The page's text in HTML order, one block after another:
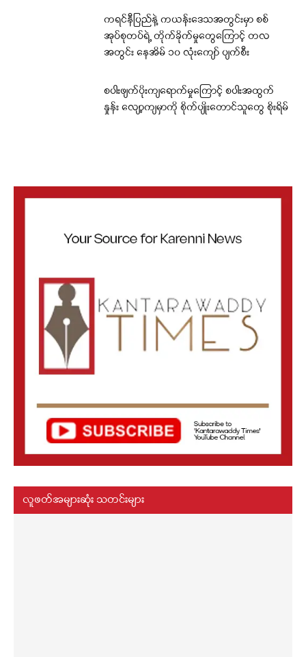
ကရင်နီပြည်နဲ့ ကယန်းဒေသအတွင်းမှာ စစ်
အုပ်စုတပ်ရဲ့ တိုက်ခိုက်မှုတွေကြောင့် တလ
အတွင်း နေအိမ် ၁၀ လုံးကျော် ပျက်စီး
စပါးဖျက်ပိုးကျရောက်မှုကြောင့် စပါးအထွက်
နှုန်း လျော့ကျမှာကို စိုက်ပျိုးတောင်သူတွေ စိုးရိမ်
လူဖတ်အများဆုံး သတင်းများ